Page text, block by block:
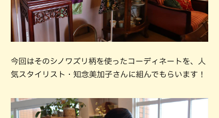
今回はそのシノワズリ柄を使ったコーディネートを、人
気スタイリスト・知念美加子さんに組んでもらいます！